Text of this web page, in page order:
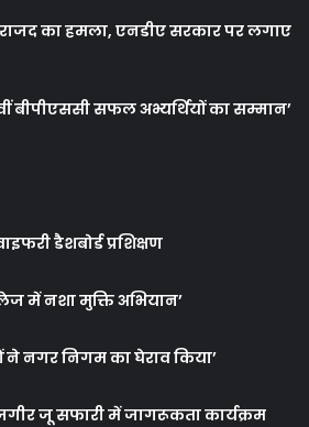
का हमला, एनडीए सरकार पर लगाए
बीपीएससी सफल अभ्यर्थियों का सम्मान’
डैशबोर्ड प्रशिक्षण
में नशा मुक्ति अभियान’
ने नगर निगम का घेराव किया’
जू सफारी में जागरूकता कार्यक्रम